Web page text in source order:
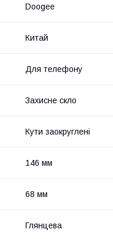
Doogee
Китай
Для телефону
Захисне скло
Кути заокруглені
146 мм
68 мм
Глянцева